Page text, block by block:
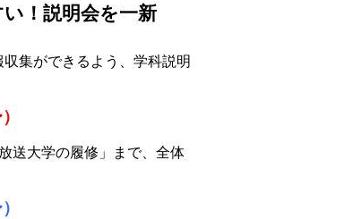
！説明会を一新
集ができるよう、学科説明
送大学の履修」まで、全体